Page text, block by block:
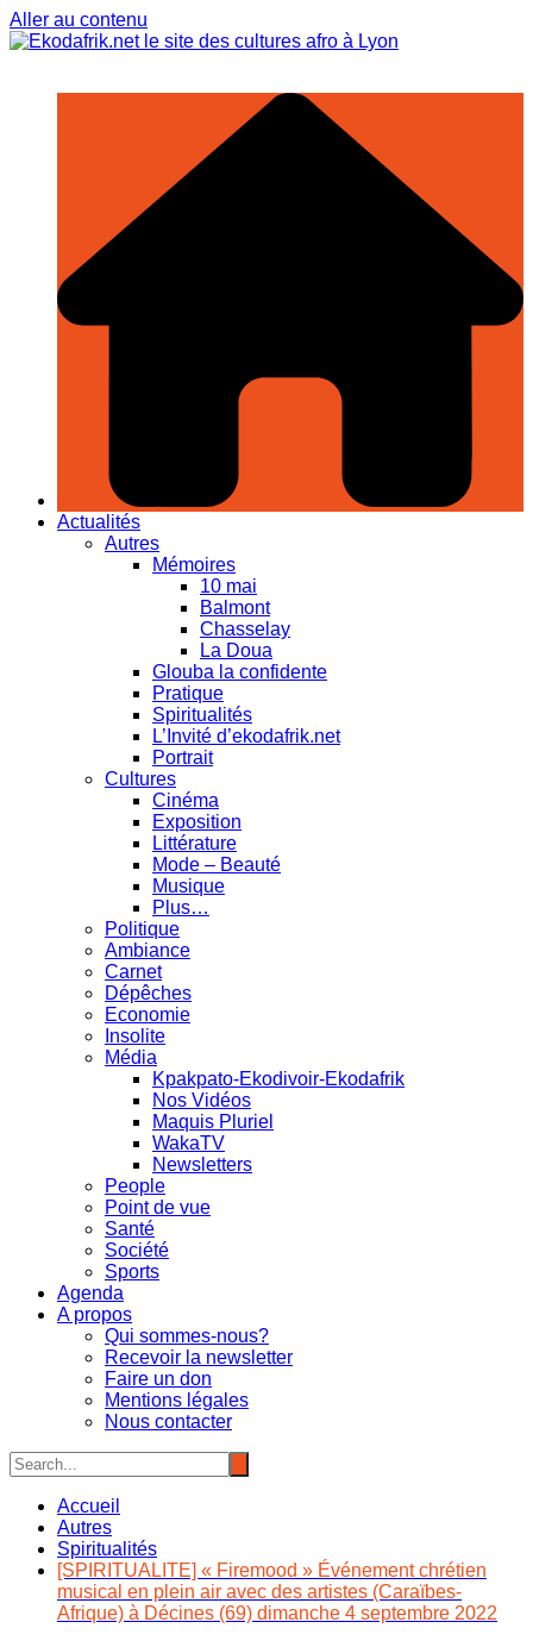
Aller au contenu
Actualités
Autres
Mémoires
10 mai
Balmont
Chasselay
La Doua
Glouba la confidente
Pratique
Spiritualités
L’Invité d’ekodafrik.net
Portrait
Cultures
Cinéma
Exposition
Littérature
Mode – Beauté
Musique
Plus…
Politique
Ambiance
Carnet
Dépêches
Economie
Insolite
Média
Kpakpato-Ekodivoir-Ekodafrik
Nos Vidéos
Maquis Pluriel
WakaTV
Newsletters
People
Point de vue
Santé
Société
Sports
Agenda
A propos
Qui sommes-nous?
Recevoir la newsletter
Faire un don
Mentions légales
Nous contacter
Accueil
Autres
Spiritualités
[SPIRITUALITE] « Firemood » Événement chrétien
musical en plein air avec des artistes (Caraïbes-
Afrique) à Décines (69) dimanche 4 septembre 2022